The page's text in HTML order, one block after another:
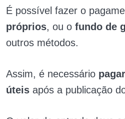
É possível fazer o
próprios, ou o fundo de
outros métodos.
Assim, é necessário
úteis após a publicação